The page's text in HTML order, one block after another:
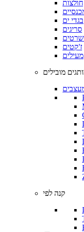
חולצות
בגדי ים
סריגים
ז'קטים
מעילים
מובילים
קנה לפי